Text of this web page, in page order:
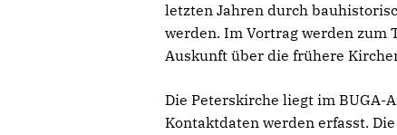
letzten Jahren durch
werden. Im Vortrag werden
Auskunft über die frühere
Die Peterskirche liegt im BUGA-
Kontaktdaten werden erfasst.